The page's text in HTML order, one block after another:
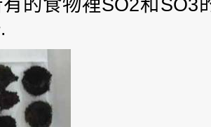
的食物裡SO2和SO3